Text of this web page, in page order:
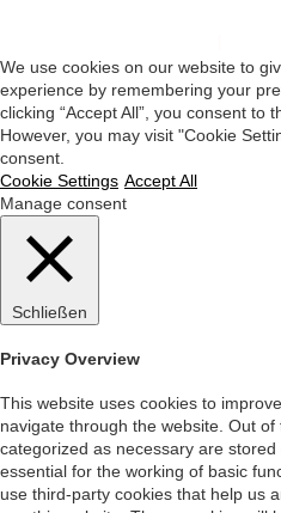
We use cookies on our website to
experience by remembering your
clicking “Accept All”, you consent to
However, you may visit "Cookie
consent.
Cookie Settings Accept All
Manage consent
Schließen
Privacy Overview
This website uses cookies to
navigate through the website. Out
categorized as necessary are
essential for the working of basic
use third-party cookies that help us